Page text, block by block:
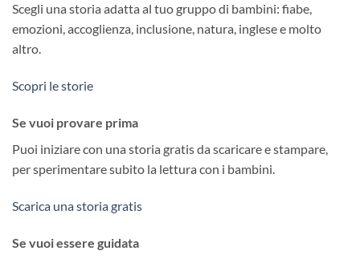
Scegli una storia adatta al tuo gruppo di bambini: fiabe,
emozioni, accoglienza, inclusione, natura, inglese e molto
altro.
Scopri le storie
Se vuoi provare prima
Puoi iniziare con una storia gratis da scaricare e stampare,
per sperimentare subito la lettura con i bambini.
Scarica una storia gratis
Se vuoi essere guidata